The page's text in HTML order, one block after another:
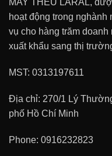
hoạt động trong nghành
vụ cho hàng trăm
xuất khẩu sang thị
MST: 0313197611
Địa chỉ: 270/1 Lý
phố Hồ Chí Minh
Phone: 0916232823